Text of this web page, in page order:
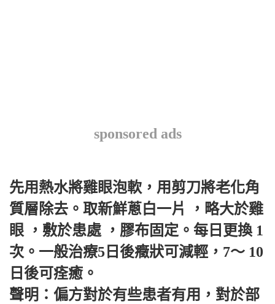
sponsored ads
先用熱水將雞眼泡軟，用剪刀將老化角
質層除去。取新鮮蔥白一片 ，略大於雞
眼 ，敷於患處 ，膠布固定。每日更換 1
次。一般治療5日後癥狀可減輕，7～ 10
日後可痊癒。
聲明：偏方對於有些患者有用，對於部